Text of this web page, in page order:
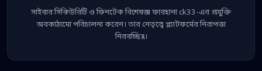
সাইবার সিকিউরিটি ও ফিনটেক বিশেষজ্ঞ ফারহানা ck33-এর প্রযুক্তি
অবকাঠামো পরিচালনা করেন। তার নেতৃত্বে প্ল্যাটফর্মের নিরাপত্তা
নিরবচ্ছিন্ন।